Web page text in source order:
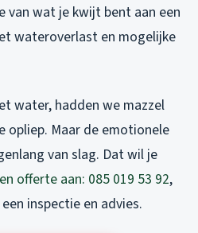
van wat je kwijt bent aan een
wateroverlast en mogelijke
water, hadden we mazzel
opliep. Maar de emotionele
van slag. Dat wil je
offerte aan: 085 019 53 92,
inspectie en advies.